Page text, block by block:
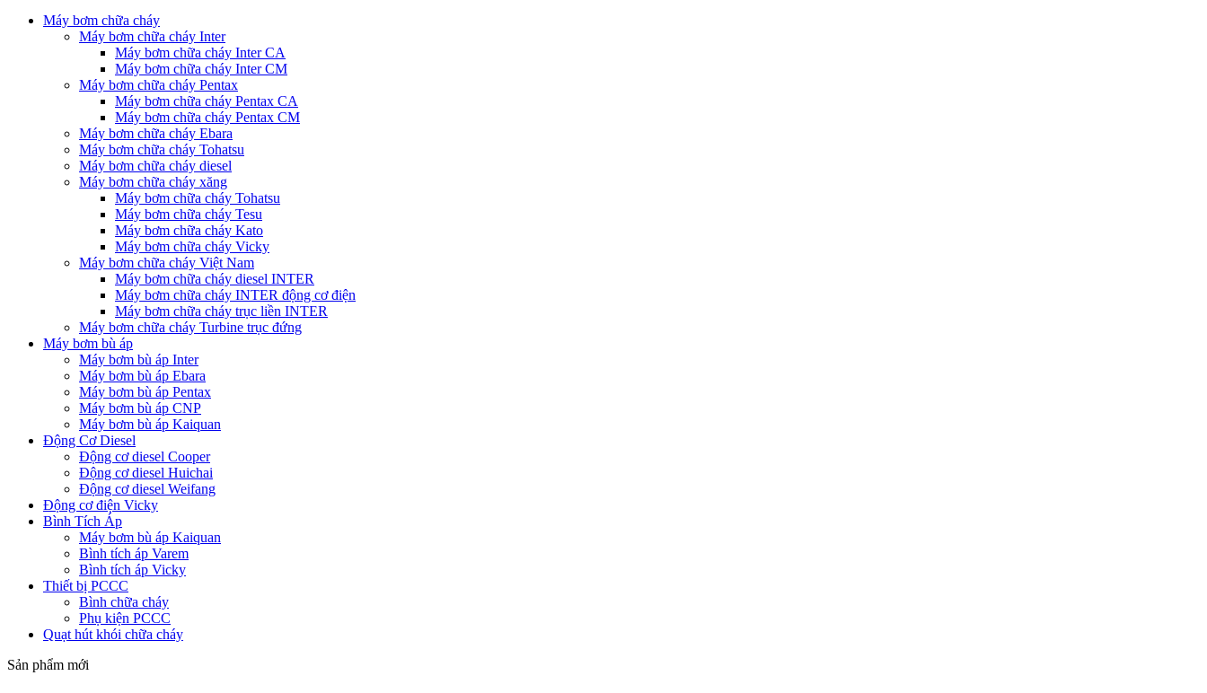
Máy bơm chữa cháy
Máy bơm chữa cháy Inter
Máy bơm chữa cháy Inter CA
Máy bơm chữa cháy Inter CM
Máy bơm chữa cháy Pentax
Máy bơm chữa cháy Pentax CA
Máy bơm chữa cháy Pentax CM
Máy bơm chữa cháy Ebara
Máy bơm chữa cháy Tohatsu
Máy bơm chữa cháy diesel
Máy bơm chữa cháy xăng
Máy bơm chữa cháy Tohatsu
Máy bơm chữa cháy Tesu
Máy bơm chữa cháy Kato
Máy bơm chữa cháy Vicky
Máy bơm chữa cháy Việt Nam
Máy bơm chữa cháy diesel INTER
Máy bơm chữa cháy INTER động cơ điện
Máy bơm chữa cháy trục liền INTER
Máy bơm chữa cháy Turbine trục đứng
Máy bơm bù áp
Máy bơm bù áp Inter
Máy bơm bù áp Ebara
Máy bơm bù áp Pentax
Máy bơm bù áp CNP
Máy bơm bù áp Kaiquan
Động Cơ Diesel
Động cơ diesel Cooper
Động cơ diesel Huichai
Động cơ diesel Weifang
Động cơ điện Vicky
Bình Tích Áp
Máy bơm bù áp Kaiquan
Bình tích áp Varem
Bình tích áp Vicky
Thiết bị PCCC
Bình chữa cháy
Phụ kiện PCCC
Quạt hút khói chữa cháy
Sản phẩm mới